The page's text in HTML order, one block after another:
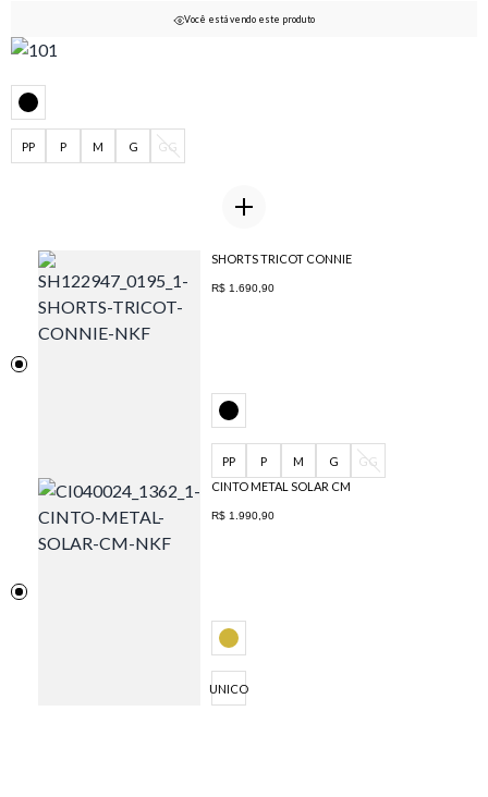
Você está vendo este produto
PP P M G GG
SHORTS TRICOT CONNIE
R$ 1.690,90
PP P M G
GG
CINTO METAL SOLAR CM
R$ 1.990,90
UNICO